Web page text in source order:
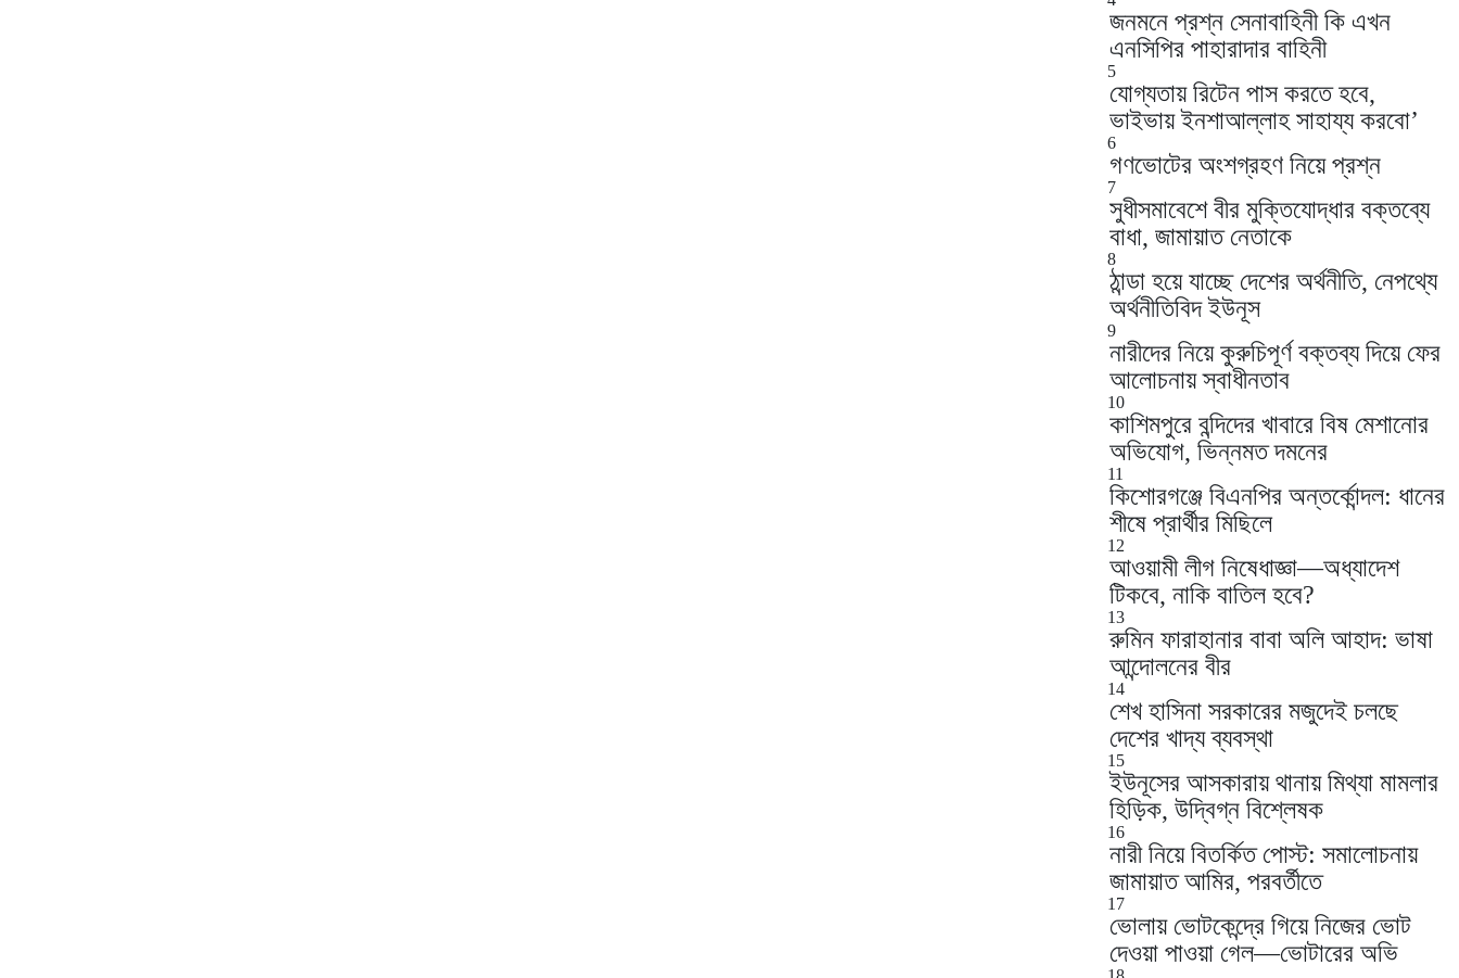
জনমনে প্রশ্ন সেনাবাহিনী কি এখন
এনসিপির পাহারাদার বাহিনী
5
যোগ্যতায় রিটেন পাস করতে হবে,
ভাইভায় ইনশাআল্লাহ সাহায্য করবো’
6
গণভোটের অংশগ্রহণ নিয়ে প্রশ্ন
7
সুধীসমাবেশে বীর মুক্তিযোদ্ধার বক্তব্যে
বাধা, জামায়াত নেতাকে
8
ঠান্ডা হয়ে যাচ্ছে দেশের অর্থনীতি, নেপথ্যে
অর্থনীতিবিদ ইউনূস
9
নারীদের নিয়ে কুরুচিপূর্ণ বক্তব্য দিয়ে ফের
আলোচনায় স্বাধীনতাব
10
কাশিমপুরে বন্দিদের খাবারে বিষ মেশানোর
অভিযোগ, ভিন্নমত দমনের
11
কিশোরগঞ্জে বিএনপির অন্তর্কোন্দল: ধানের
শীষে প্রার্থীর মিছিলে
12
আওয়ামী লীগ নিষেধাজ্ঞা—অধ্যাদেশ
টিকবে, নাকি বাতিল হবে?
13
রুমিন ফারাহানার বাবা অলি আহাদ: ভাষা
আন্দোলনের বীর
14
শেখ হাসিনা সরকারের মজুদেই চলছে
দেশের খাদ্য ব্যবস্থা
15
ইউনূসের আসকারায় থানায় মিথ্যা মামলার
হিড়িক, উদ্বিগ্ন বিশ্লেষক
16
নারী নিয়ে বিতর্কিত পোস্ট: সমালোচনায়
জামায়াত আমির, পরবর্তীতে
17
ভোলায় ভোটকেন্দ্রে গিয়ে নিজের ভোট
দেওয়া পাওয়া গেল—ভোটারের অভি